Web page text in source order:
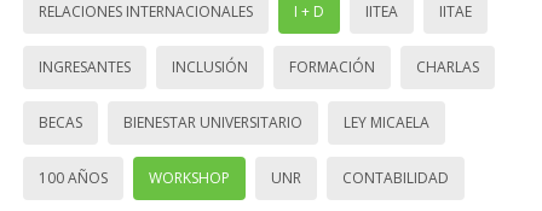
RELACIONES INTERNACIONALES I + D IITEA IITAE
INGRESANTES INCLUSIÓN FORMACIÓN CHARLAS
BECAS BIENESTAR UNIVERSITARIO LEY MICAELA
100 AÑOS WORKSHOP UNR CONTABILIDAD